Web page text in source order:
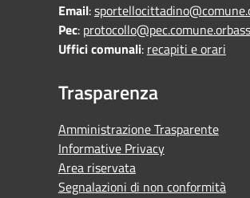
Email:
Pec:
Uffici comunali: recapiti e orari
Trasparenza
Amministrazione Trasparente
Informative Privacy
Area riservata
Segnalazioni di non conformità